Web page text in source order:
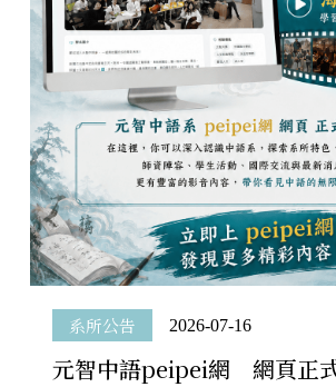
系所公告 2026-07-16
元智中語peipei網 網頁正式